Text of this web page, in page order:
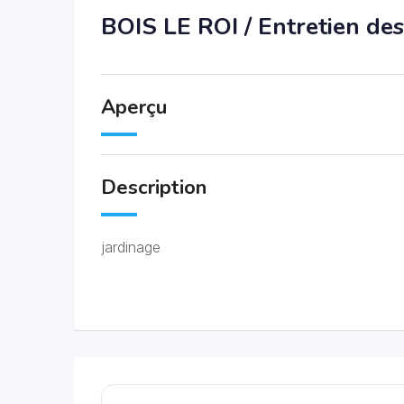
BOIS LE ROI / Entretien
Aperçu
Description
jardinage